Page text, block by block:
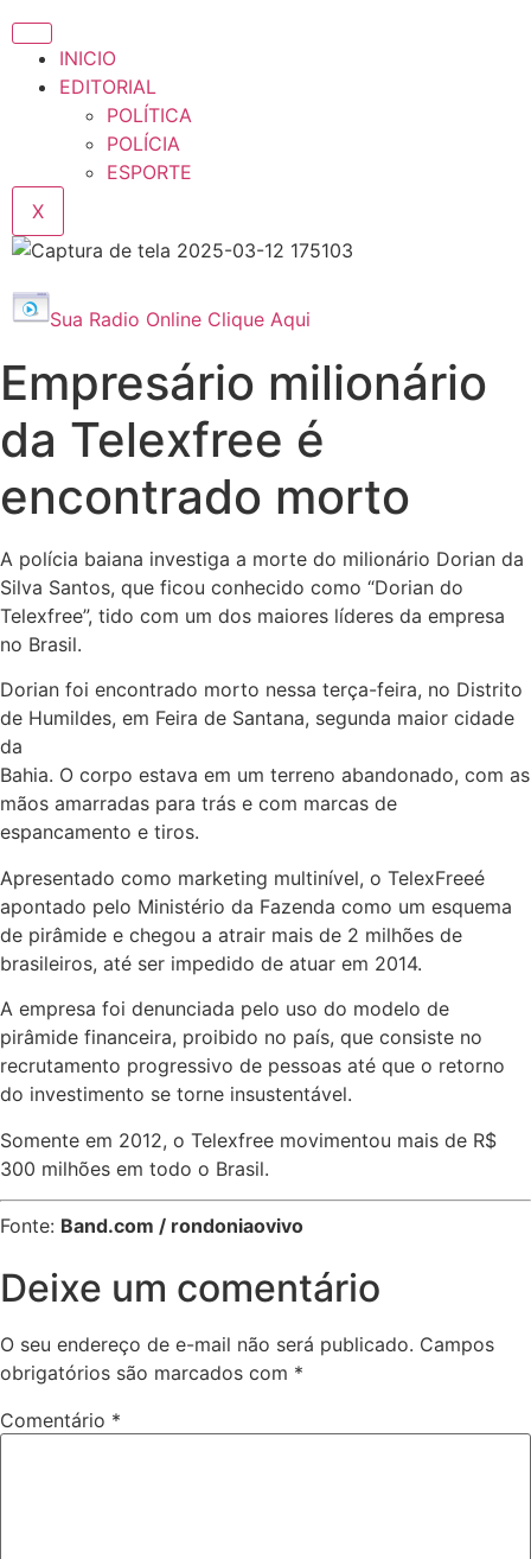
INICIO
EDITORIAL
POLÍTICA
POLÍCIA
ESPORTE
X
Sua Radio Online Clique Aqui
Empresário milionário
da Telexfree é
encontrado morto
A polícia baiana investiga a morte do milionário Dorian da
Silva Santos, que ficou conhecido como “Dorian do
Telexfree”, tido com um dos maiores líderes da empresa
no Brasil.
Dorian foi encontrado morto nessa terça-feira, no Distrito
de Humildes, em Feira de Santana, segunda maior cidade
da
Bahia. O corpo estava em um terreno abandonado, com as
mãos amarradas para trás e com marcas de
espancamento e tiros.
Apresentado como marketing multinível, o TelexFreeé
apontado pelo Ministério da Fazenda como um esquema
de pirâmide e chegou a atrair mais de 2 milhões de
brasileiros, até ser impedido de atuar em 2014.
A empresa foi denunciada pelo uso do modelo de
pirâmide financeira, proibido no país, que consiste no
recrutamento progressivo de pessoas até que o retorno
do investimento se torne insustentável.
Somente em 2012, o Telexfree movimentou mais de R$
300 milhões em todo o Brasil.
Fonte: Band.com / rondoniaovivo
Deixe um comentário
O seu endereço de e-mail não será publicado. Campos
obrigatórios são marcados com *
Comentário *